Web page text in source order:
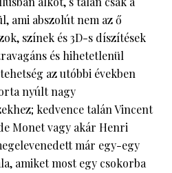
ami abszolút nem az ő
színek és 3D-s díszítések
és hihetetlenül
az utóbbi években
nyúlt nagy
kedvence talán Vincent
Monet vagy akár Henri
már egy-egy
amiket most egy csokorba